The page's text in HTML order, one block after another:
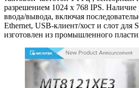
разрешением 1024 x 768 IPS. Наличие
ввода/вывода, включая
Ethernet, USB-клиент/хост и слот для
изготовлен из промышленного